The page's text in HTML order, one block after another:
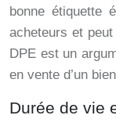
bonne étiquette
acheteurs et peut
DPE est un
en vente d’un
Durée de vie